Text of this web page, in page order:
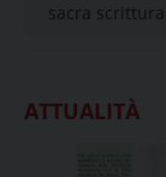
sacra scrittura
ATTUALITÀ